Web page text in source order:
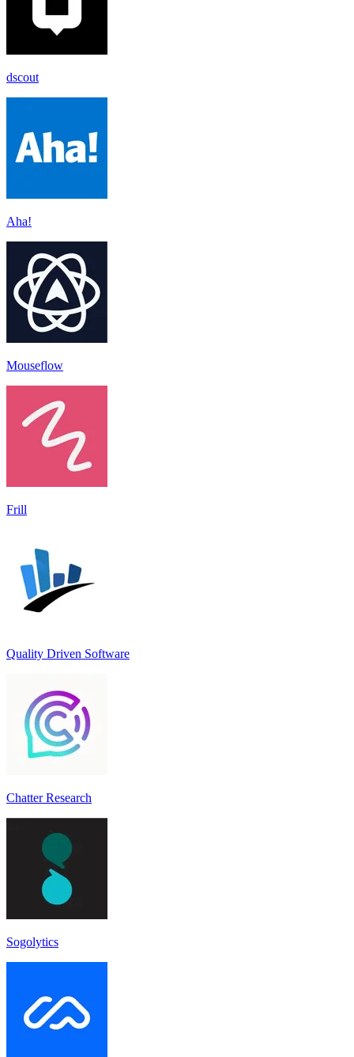
dscout
Aha!
Mouseflow
Frill
Quality Driven Software
Chatter Research
Sogolytics